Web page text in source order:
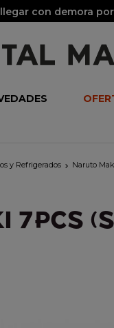
con demora
y Refrigerados  Naruto
7PCS